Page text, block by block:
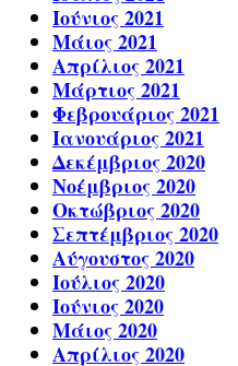
Ιούνιος 2021
Μάιος 2021
Απρίλιος 2021
Μάρτιος 2021
Φεβρουάριος 2021
Ιανουάριος 2021
Δεκέμβριος 2020
Νοέμβριος 2020
Οκτώβριος 2020
Σεπτέμβριος 2020
Αύγουστος 2020
Ιούλιος 2020
Ιούνιος 2020
Μάιος 2020
Απρίλιος 2020